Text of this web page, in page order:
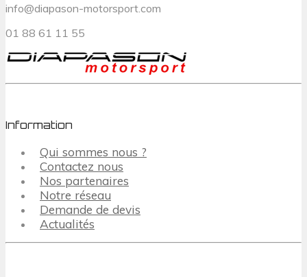
info@diapason-motorsport.com
01 88 61 11 55
Information
Qui sommes nous ?
Contactez nous
Nos partenaires
Notre réseau
Demande de devis
Actualités